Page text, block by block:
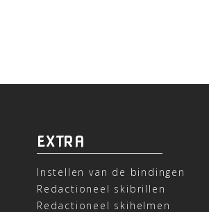
EXTRA
Instellen van de bindingen
Redactioneel skibrillen
Redactioneel skihelmen